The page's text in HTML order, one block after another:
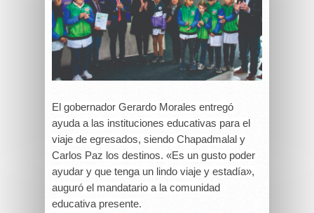
El gobernador Gerardo Morales entregó
ayuda a las instituciones educativas para el
viaje de egresados, siendo Chapadmalal y
Carlos Paz los destinos. «Es un gusto poder
ayudar y que tenga un lindo viaje y estadía»,
auguró el mandatario a la comunidad
educativa presente.